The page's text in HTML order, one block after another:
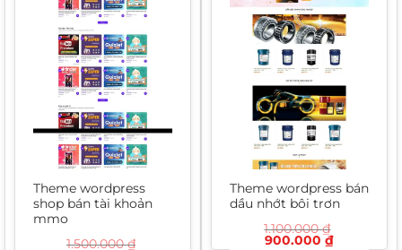
Theme wordpress
shop bán tài khoản
mmo
1.500.000₫
Theme wordpress bán
dầu nhớt bôi trơn
1.100.000₫
Giá
900.000 ₫Giá